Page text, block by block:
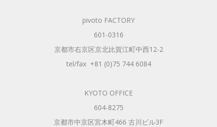
pivoto FACTORY
601-0316
京都市右京区京北比賀江町中西12-2
tel/fax +81 (0)75 744 6084
KYOTO OFFICE
604-8275
京都市中京区宮木町466 古川ビル3F